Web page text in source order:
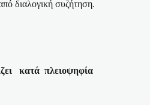
διαλογική συζήτηση.
κατά πλειοψηφία